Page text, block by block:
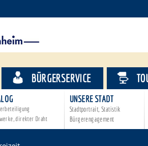
direkter Draht
UNSERE STADT
Stadtportrait, Statistik
Bürgerengagement
BÜRGERSERVICE